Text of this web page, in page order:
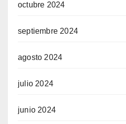
octubre 2024
septiembre 2024
agosto 2024
julio 2024
junio 2024